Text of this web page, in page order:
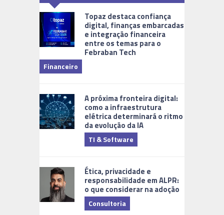
Topaz destaca confiança
digital, finanças embarcadas
e integração financeira
entre os temas para o
Febraban Tech
Financeiro
A próxima fronteira digital:
como a infraestrutura
elétrica determinará o ritmo
da evolução da IA
TI & Software
Ética, privacidade e
responsabilidade em ALPR:
o que considerar na adoção
Consultoria